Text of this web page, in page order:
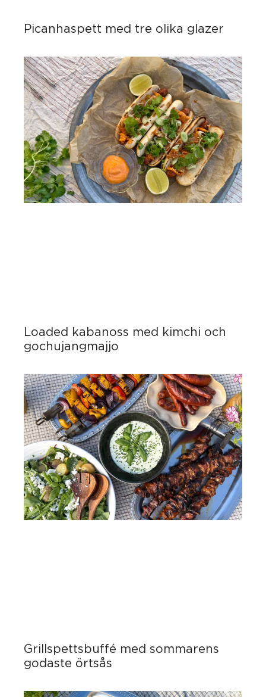
Picanhaspett med tre olika glazer
Loaded kabanoss med kimchi och
gochujangmajjo
Grillspettsbuffé med sommarens
godaste örtsås